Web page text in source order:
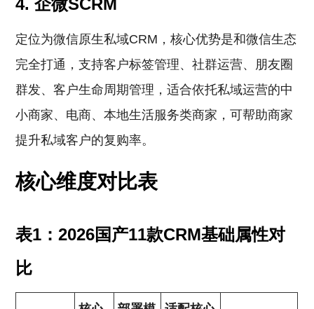
4. 企微SCRM
定位为微信原生私域CRM，核心优势是和微信生态
完全打通，支持客户标签管理、社群运营、朋友圈
群发、客户生命周期管理，适合依托私域运营的中
小商家、电商、本地生活服务类商家，可帮助商家
提升私域客户的复购率。
核心维度对比表
表1：2026国产11款CRM基础属性对
比